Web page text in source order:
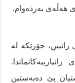
هەڵەی بەردەوام.
زانیین، جۆرێکە لە
پێ دەبەستین